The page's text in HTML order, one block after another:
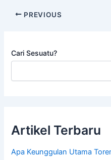
PREVIOUS
Cari Sesuatu?
Artikel Terbaru
Apa Keunggulan Utama